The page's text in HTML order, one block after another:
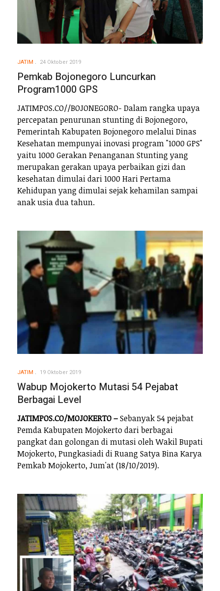
JATIM 24 Oktober 2019
Pemkab Bojonegoro Luncurkan
Program1000 GPS
JATIMPOS.CO//BOJONEGORO- Dalam rangka upaya
percepatan penurunan stunting di Bojonegoro,
Pemerintah Kabupaten Bojonegoro melalui Dinas
Kesehatan mempunyai inovasi program "1000 GPS"
yaitu 1000 Gerakan Penanganan Stunting yang
merupakan gerakan upaya perbaikan gizi dan
kesehatan dimulai dari 1000 Hari Pertama
Kehidupan yang dimulai sejak kehamilan sampai
anak usia dua tahun.
JATIM 19 Oktober 2019
Wabup Mojokerto Mutasi 54 Pejabat
Berbagai Level
JATIMPOS.CO/MOJOKERTO –Sebanyak 54 pejabat
Pemda Kabupaten Mojokerto dari berbagai
pangkat dan golongan di mutasi oleh Wakil Bupati
Mojokerto, Pungkasiadi di Ruang Satya Bina Karya
Pemkab Mojokerto, Jum'at (18/10/2019).